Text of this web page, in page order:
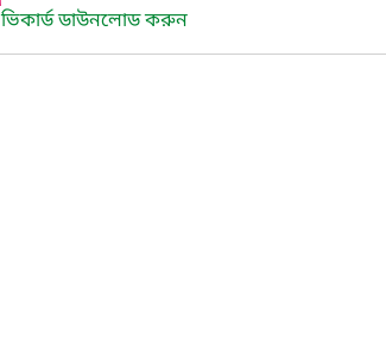
ভিকার্ড ডাউনলোড করুন